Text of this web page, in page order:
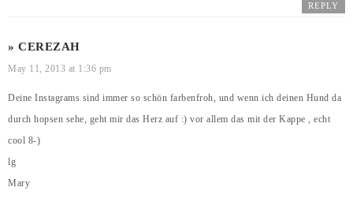
REPLY
» CEREZAH
May 11, 2013 at 1:36 pm
Deine Instagrams sind immer so schön farbenfroh, und wenn ich deinen Hund da
durch hopsen sehe, geht mir das Herz auf :) vor allem das mit der Kappe , echt
cool 8-)
lg
Mary